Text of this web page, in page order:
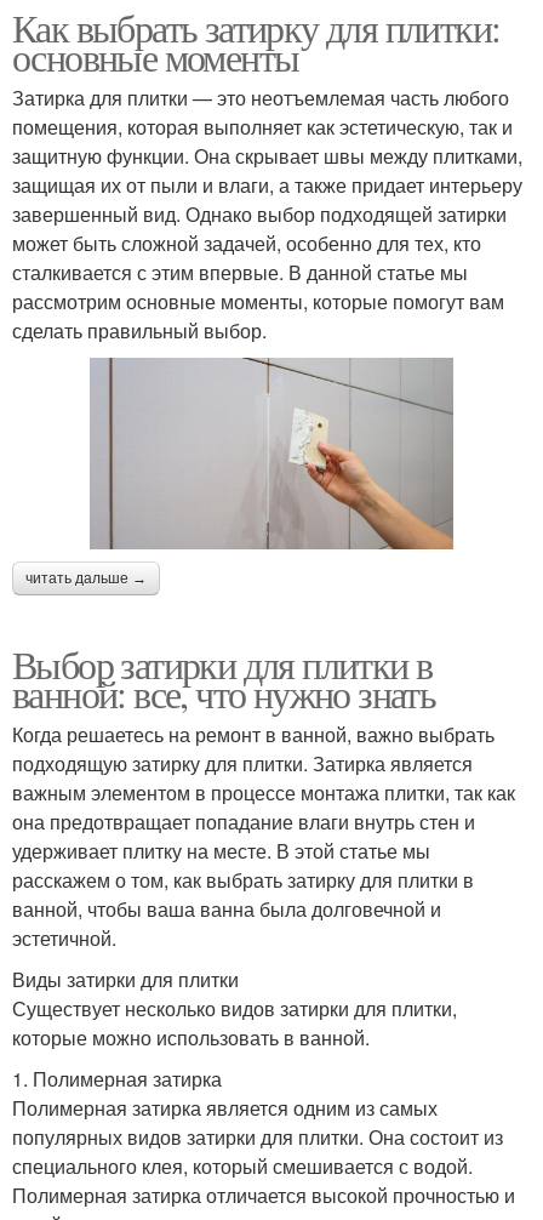
Как выбрать затирку для плитки:
основные моменты
Затирка для плитки — это неотъемлемая часть любого
помещения, которая выполняет как эстетическую, так и
защитную функции. Она скрывает швы между плитками,
защищая их от пыли и влаги, а также придает интерьеру
завершенный вид. Однако выбор подходящей затирки
может быть сложной задачей, особенно для тех, кто
сталкивается с этим впервые. В данной статье мы
рассмотрим основные моменты, которые помогут вам
сделать правильный выбор.
читать дальше →
Выбор затирки для плитки в
ванной: все, что нужно знать
Когда решаетесь на ремонт в ванной, важно выбрать
подходящую затирку для плитки. Затирка является
важным элементом в процессе монтажа плитки, так как
она предотвращает попадание влаги внутрь стен и
удерживает плитку на месте. В этой статье мы
расскажем о том, как выбрать затирку для плитки в
ванной, чтобы ваша ванна была долговечной и
эстетичной.
Виды затирки для плитки
Существует несколько видов затирки для плитки,
которые можно использовать в ванной.
1. Полимерная затирка
Полимерная затирка является одним из самых
популярных видов затирки для плитки. Она состоит из
специального клея, который смешивается с водой.
Полимерная затирка отличается высокой прочностью и